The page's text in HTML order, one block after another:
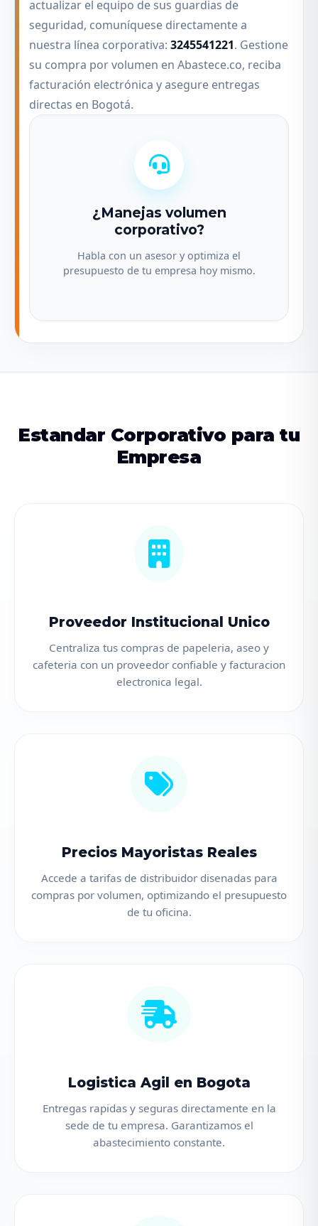
actualizar el equipo de sus guardias de
seguridad, comuníquese directamente a
nuestra línea corporativa: 3245541221. Gestione
su compra por volumen en Abastece.co, reciba
facturación electrónica y asegure entregas
directas en Bogotá.
¿Manejas volumen
corporativo?
Habla con un asesor y optimiza el
presupuesto de tu empresa hoy mismo.
Estandar Corporativo para tu
Empresa
Proveedor Institucional Unico
Centraliza tus compras de papeleria, aseo y
cafeteria con un proveedor confiable y facturacion
electronica legal.
Precios Mayoristas Reales
Accede a tarifas de distribuidor disenadas para
compras por volumen, optimizando el presupuesto
de tu oficina.
Logistica Agil en Bogota
Entregas rapidas y seguras directamente en la
sede de tu empresa. Garantizamos el
abastecimiento constante.